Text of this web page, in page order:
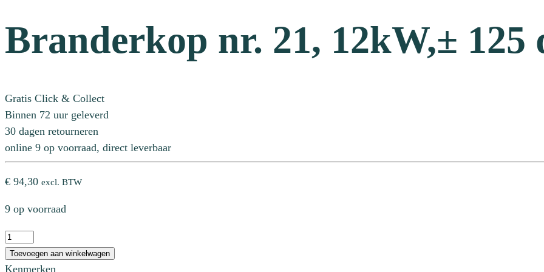
Branderkop nr. 21, 12kW,± 125
Gratis Click & Collect
Binnen 72 uur geleverd
30 dagen retourneren
online 9 op voorraad, direct leverbaar
€ 94,30 excl. BTW
9 op voorraad
Branderkop
nr.
21,
Toevoegen aan winkelwagen
Kenmerken